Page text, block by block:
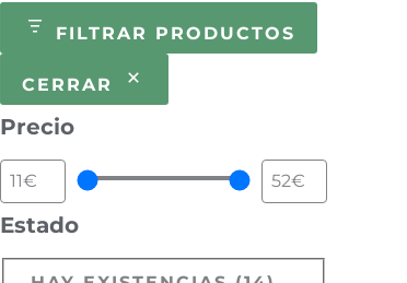
FILTRAR PRODUCTOS
CERRAR
Precio
Estado